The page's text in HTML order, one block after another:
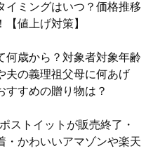
イミングはいつ？価格推移
【値上げ対策】
何歳から？対象者対象年齢
夫の義理祖父母に何あげ
すすめの贈り物は？
ストイットが販売終了・
・かわいいアマゾンや楽天